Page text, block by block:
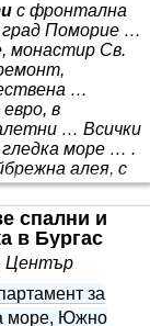
с фронтална
град Поморие …
монастир Св.
…
в
… Всички
море … .
алея, с
до кафенета,
всичките
спални и
в Бургас
Център
за
море, Южно